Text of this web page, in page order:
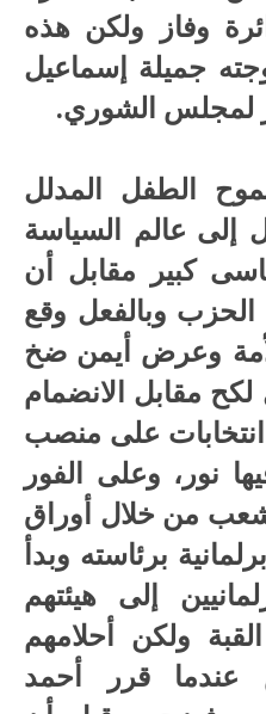
وفاز ولكن هذه
جميلة إسماعيل
لمجلس الشوري.
الطفل المدلل
عالم السياسة
كبير مقابل أن
وبالفعل وقع
وعرض أيمن ضخ
مقابل الانضمام
على منصب
نور، وعلى الفور
من خلال أوراق
برئاسته وبدأ
إلى هيئتهم
ولكن أحلامهم
قرر أحمد